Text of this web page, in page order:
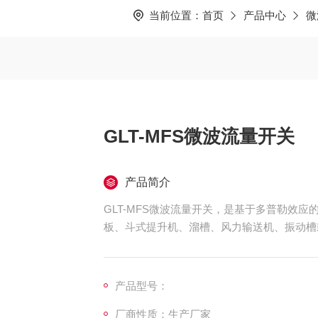
当前位置： 首页 产品中心
GLT-MFS微波流量开关
产品简介
GLT-MFS微波流量开关，是基于多普勒效应
板、斗式提升机、溜槽、风力输送机、振动
产品型号：
厂商性质：生产厂家